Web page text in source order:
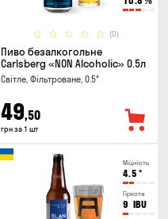
(0)
Пиво безалкогольне
Carlsberg «NON Alcoholic» 0.5л
Світле, Фільтроване, 0.5°
49,50
грн за 1 шт
Міцність
4.5 °
Гіркота
9 IBU